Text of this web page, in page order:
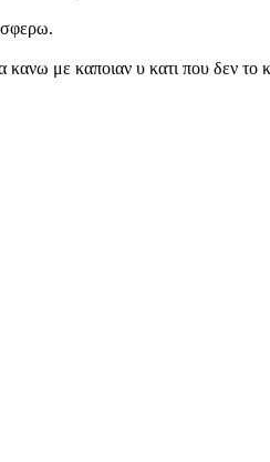
με καποιαν υ κατι που δεν το